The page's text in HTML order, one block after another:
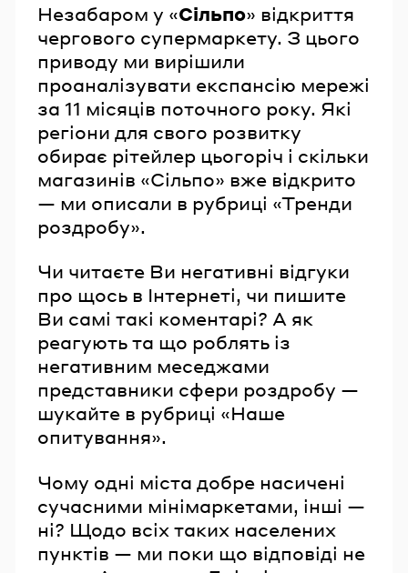
Незабаром у «Сільпо» відкриття
чергового супермаркету. З цього
приводу ми вирішили
проаналізувати експансію мережі
за 11 місяців поточного року. Які
регіони для свого розвитку
обирає рітейлер цьогоріч і скільки
магазинів «Сільпо» вже відкрито
— ми описали в рубриці «Тренди
роздробу».
Чи читаєте Ви негативні відгуки
про щось в Інтернеті, чи пишите
Ви самі такі коментарі? А як
реагують та що роблять із
негативним меседжами
представники сфери роздробу —
шукайте в рубриці «Наше
опитування».
Чому одні міста добре насичені
сучасними мінімаркетами, інші —
ні? Щодо всіх таких населених
пунктів — ми поки що відповіді не